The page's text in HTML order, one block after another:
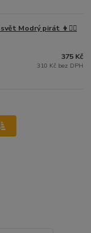
Modrý pirát 👦🏴‍☠️
375 Kč
310 Kč bez DPH